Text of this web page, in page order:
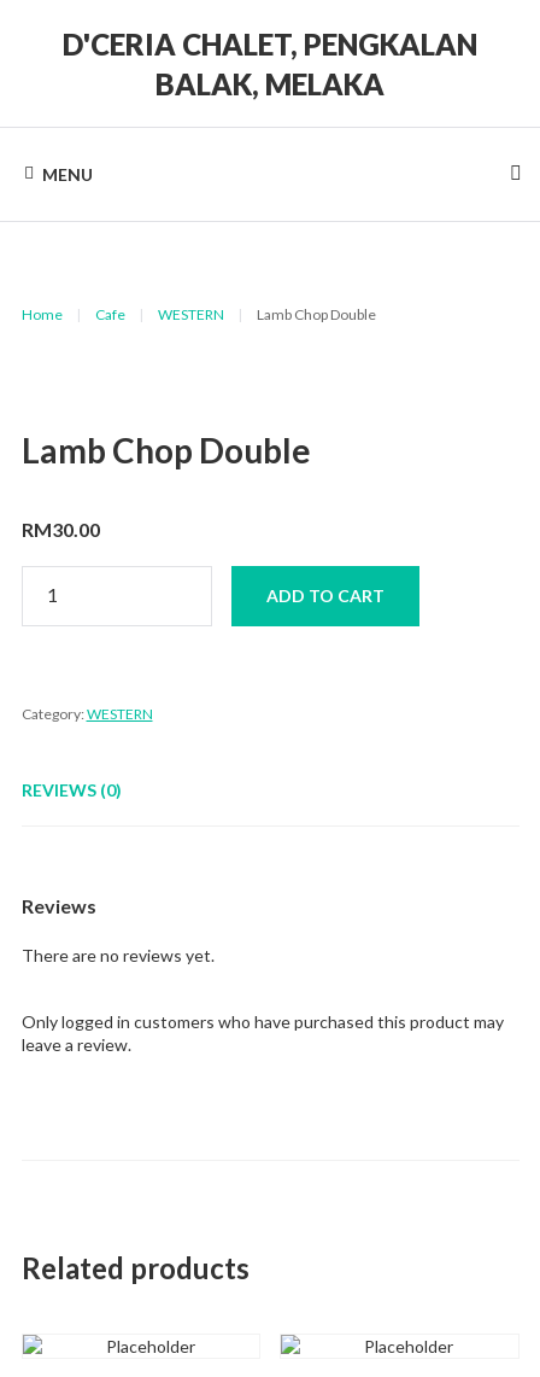
D'CERIA CHALET, PENGKALAN
BALAK, MELAKA
unitMENU
Home | Cafe | WESTERN | Lamb Chop Double
Lamb Chop Double
RM30.00
Chop
Double
ADD TO CART
Category: WESTERN
REVIEWS (0)
Reviews
There are no reviews yet.
Only logged in customers who have purchased this product may
leave a review.
Related products